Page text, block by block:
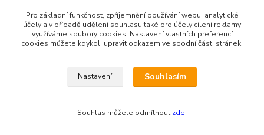
(Po-Pá - 9:00-17:00hod, So 8:00-12:00hod)
obchod@evterinka.cz
Pro základní funkčnost, zpříjemnění používání webu, analytické
účely a v případě udělení souhlasu také pro účely cílení reklamy
využíváme soubory cookies. Nastavení vlastních preferencí
cookies můžete kdykoli upravit odkazem ve spodní části stránek.
Nastavení Souhlasím
Souhlas můžete odmítnout zde.